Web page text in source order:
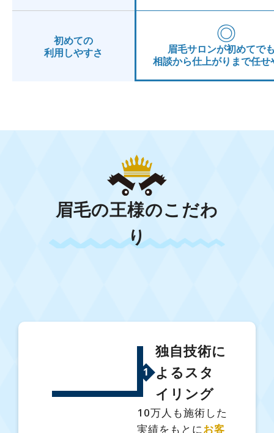
初めての
利用しやすさ
◎
眉毛サロンが初めてで
相談から仕上がりまで任せ
眉毛の王様のこだわ
り
1
独自技術に
よるスタ
イリング
10万人も施術した
実績をもとにお客